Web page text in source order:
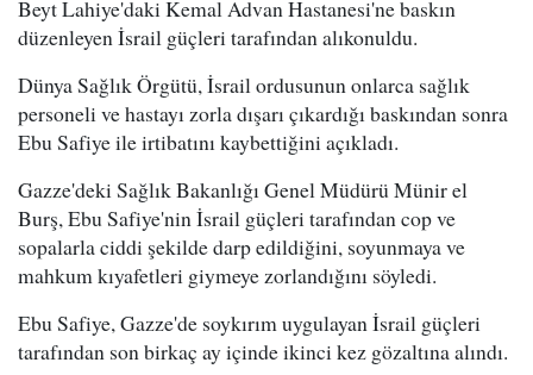
Beyt Lahiye'daki Kemal Advan Hastanesi'ne baskın
düzenleyen İsrail güçleri tarafından alıkonuldu.
Dünya Sağlık Örgütü, İsrail ordusunun onlarca sağlık
personeli ve hastayı zorla dışarı çıkardığı baskından sonra
Ebu Safiye ile irtibatını kaybettiğini açıkladı.
Gazze'deki Sağlık Bakanlığı Genel Müdürü Münir el
Burş, Ebu Safiye'nin İsrail güçleri tarafından cop ve
sopalarla ciddi şekilde darp edildiğini, soyunmaya ve
mahkum kıyafetleri giymeye zorlandığını söyledi.
Ebu Safiye, Gazze'de soykırım uygulayan İsrail güçleri
tarafından son birkaç ay içinde ikinci kez gözaltına alındı.